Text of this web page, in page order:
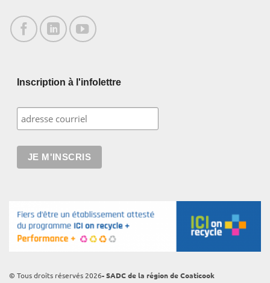
Inscription à l'infolettre
© Tous droits réservés 2026- SADC de la région de Coaticook